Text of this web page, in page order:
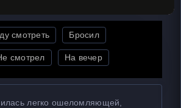
смотреть Бросил
смотрел На вечер
легко ошеломляющей,